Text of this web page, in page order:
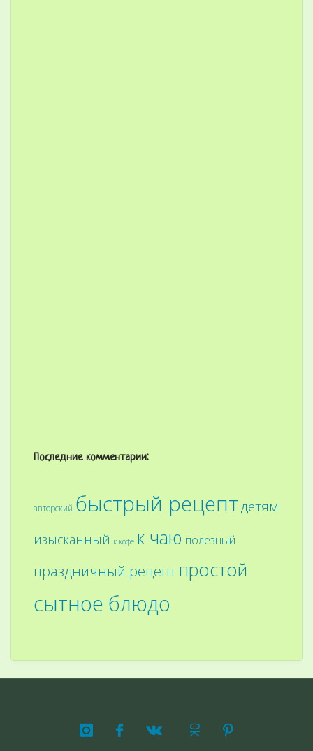
Последние комментарии:
авторский быстрый рецепт детям
изысканный к кофе к чаю полезный
праздничный рецептпростой
сытное блюдо